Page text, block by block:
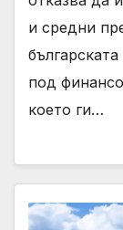
и средни
под
което ги…